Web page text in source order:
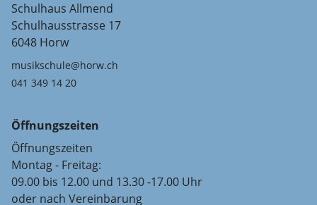
Schulhaus Allmend
Schulhausstrasse 17
6048 Horw
musikschule@horw.ch
041 349 14 20
Öffnungszeiten
Öffnungszeiten
Montag - Freitag:
09.00 bis 12.00 und 13.30 -17.00 Uhr
oder nach Vereinbarung